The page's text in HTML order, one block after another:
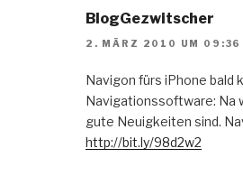
BlogGezwitscher
2. MÄRZ 2010 UM 09:36
Navigon fürs iPhone bald
Navigationssoftware: Na
gute Neuigkeiten sind.
http://bit.ly/98d2w2